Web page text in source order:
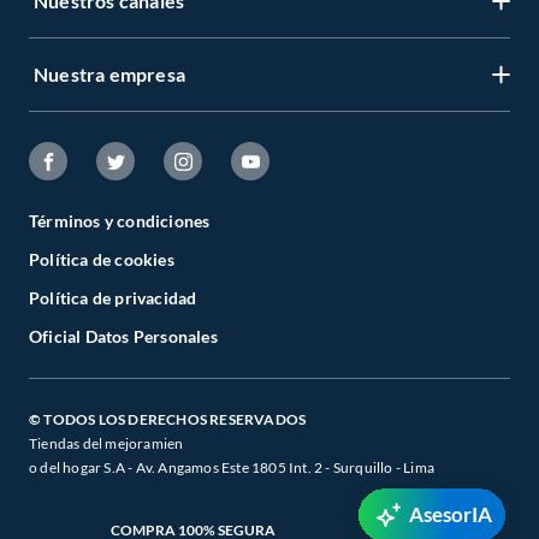
momento de decidir qué modelo comprar, por ello contamos con una amplia
Nuestra empresa
Términos y condiciones
Política de cookies
Política de privacidad
Oficial Datos Personales
© TODOS LOS DERECHOS RESERVADOS
Tiendas del mejoramien
o del hogar S.A - Av. Angamos Este 1805 Int. 2 - Surquillo - Lima
COMPRA 100% SEGURA
AsesorIA